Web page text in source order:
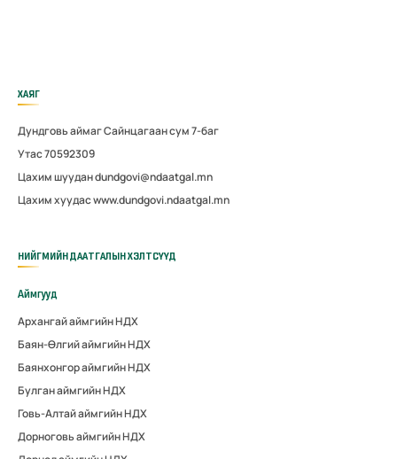
ХАЯГ
Дундговь аймаг Сайнцагаан сум 7-баг
Утас 70592309
Цахим шуудан dundgovi@ndaatgal.mn
Цахим хуудас www.dundgovi.ndaatgal.mn
НИЙГМИЙН ДААТГАЛЫН ХЭЛТСҮҮД
Аймгууд
Архангай аймгийн НДХ
Баян-Өлгий аймгийн НДХ
Баянхонгор аймгийн НДХ
Булган аймгийн НДХ
Говь-Алтай аймгийн НДХ
Дорноговь аймгийн НДХ